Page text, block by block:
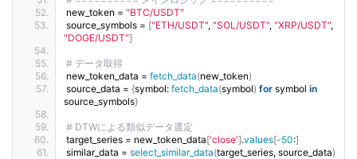
new_token = "BTC/USDT"
source_symbols = ["ETH/USDT", "SOL/USDT", "XRP/USDT"
"DOGE/USDT"]
# データ取得
new_token_data = fetch_data(new_token)
source_data = {symbol: fetch_data(symbol) for symbol in
source_symbols}
# DTWによる類似データ選定
target_series = new_token_data['close'].values[-50:]
similar_data = select_similar_data(target_series, source_data)